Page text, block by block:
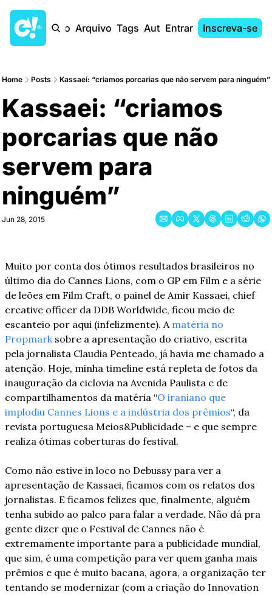
Início Arquivo Tags AutoresEntrar Inscreva-se
Home Posts Kassaei: “criamos porcarias que não servem para ninguém”
Kassaei: “criamos
porcarias que não
servem para
ninguém”
Jun 28, 2015
Muito por conta dos ótimos resultados brasileiros no
último dia do Cannes Lions, com o GP em Film e a série
de leões em Film Craft, o painel de Amir Kassaei, chief
creative officer da DDB Worldwide, ficou meio de
escanteio por aqui (infelizmente). A matéria no
Propmark sobre a apresentação do criativo, escrita
pela jornalista Claudia Penteado, já havia me chamado a
atenção. Hoje, minha timeline está repleta de fotos da
inauguração da ciclovia na Avenida Paulista e de
compartilhamentos da matéria “O iraniano que
implodiu Cannes Lions e a indústria dos prêmios“, da
revista portuguesa Meios&Publicidade – e que sempre
realiza ótimas coberturas do festival.
Como não estive in loco no Debussy para ver a
apresentação de Kassaei, ficamos com os relatos dos
jornalistas. E ficamos felizes que, finalmente, alguém
tenha subido ao palco para falar a verdade. Não dá pra
gente dizer que o Festival de Cannes não é
extremamente importante para a publicidade mundial,
que sim, é uma competição para ver quem ganha mais
prêmios e que é muito bacana, agora, a organização ter
tentando se modernizar (com a criação do Innovation